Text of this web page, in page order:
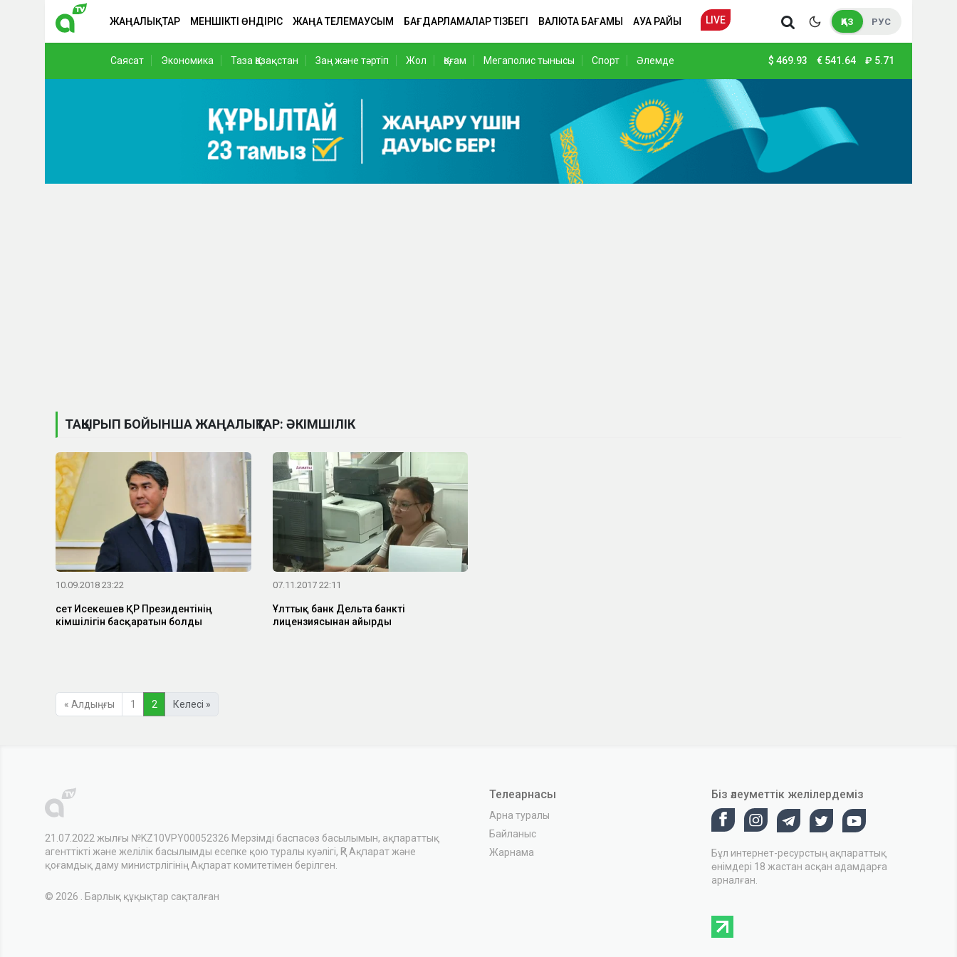
ЖАҢАЛЫҚТАР МЕНШІКТІ ӨНДІРІС ЖАҢА ТЕЛЕМАУСЫМ БАҒДАРЛАМАЛАР ТІЗБЕГІ ВАЛЮТА БАҒАМЫ АУА РАЙЫ LIVE ҚАЗ РУС
Саясат Экономика Таза Қазақстан Заң және тәртіп Жол Қоғам Мегаполис тынысы Спорт Әлемде $ 469.93 € 541.64 ₽ 5.71
ТАҚЫРЫП БОЙЫНША ЖАҢАЛЫҚТАР: ӘКІМШІЛІК
10.09.2018 23:22
Әсет Исекешев ҚР Президентінің
Әкімшілігін басқаратын болды
07.11.2017 22:11
Ұлттық банк Дельта банкті
лицензиясынан айырды
« Алдыңғы 1 2 Келесі »
21.07.2022 жылғы №KZ10VPY00052326 Мерзімді баспасөз басылымын, ақпараттық
агенттікті және желілік басылымды есепке қою туралы куәлігі, ҚР Ақпарат және
қоғамдық даму министрлігінің Ақпарат комитетімен берілген.
© 2026 . Барлық құқықтар сақталған
Телеарнасы
Арна туралы
Байланыс
Жарнама
Біз әлеуметтік желілердеміз
Бұл интернет-ресурстың ақпараттық
өнімдері 18 жастан асқан адамдарға
арналған.